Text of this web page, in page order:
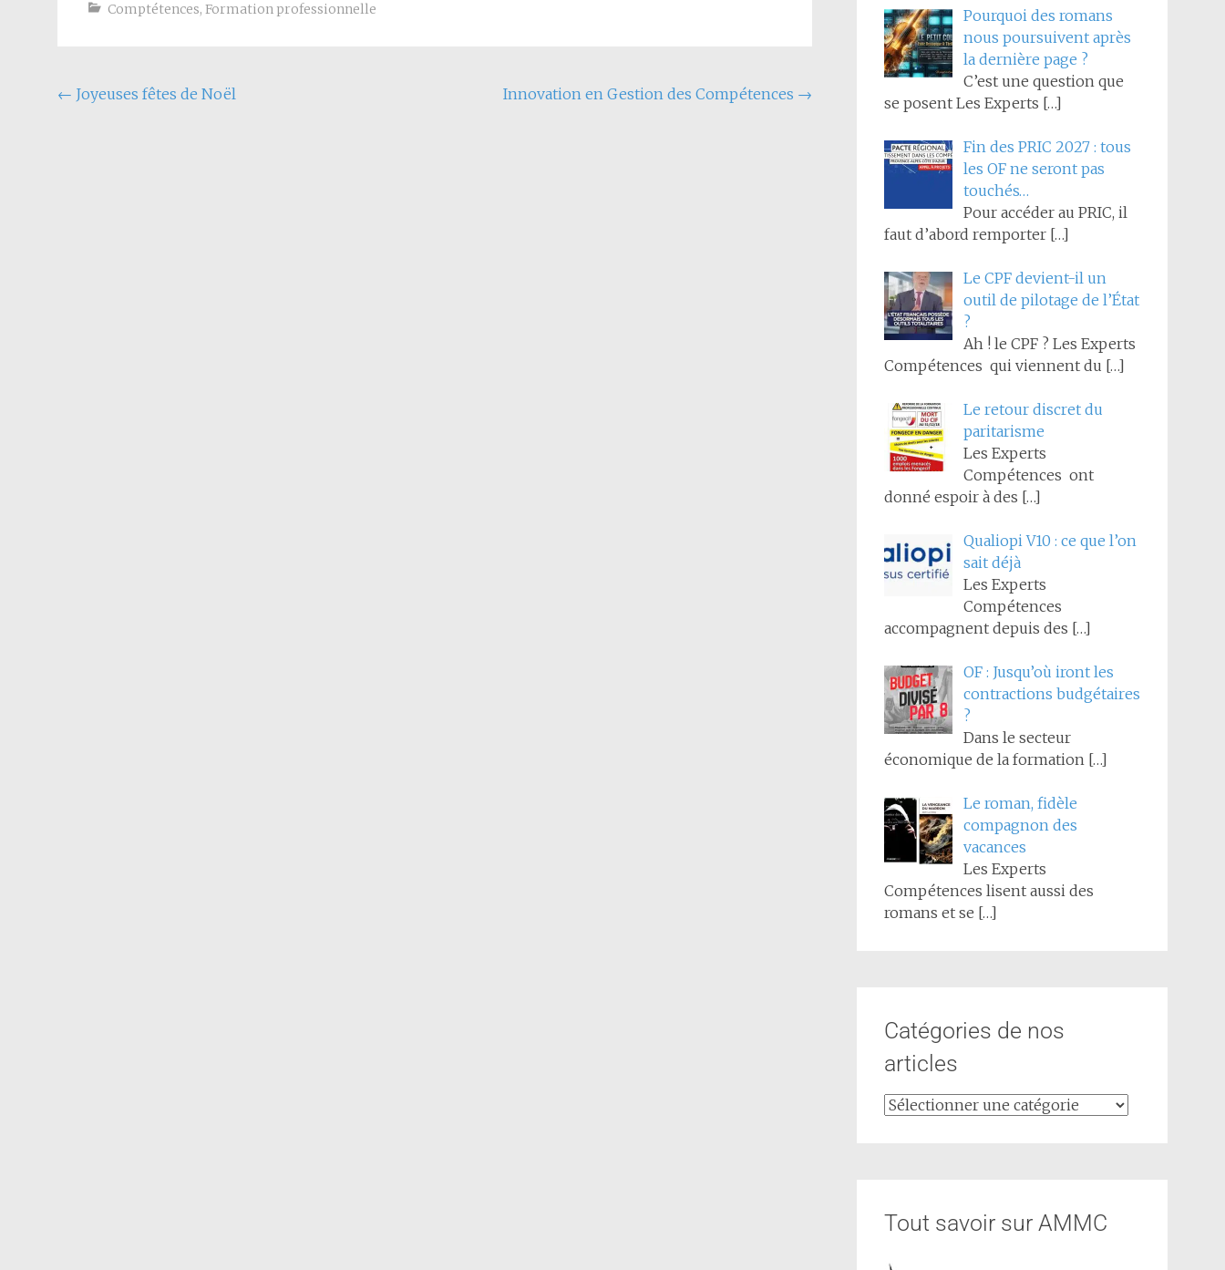
Comptétences, Formation professionnelle
← Joyeuses fêtes de Noël Innovation en Gestion des Compétences →
Pourquoi des romans
nous poursuivent après
la dernière page ?
C’est une question que
se posent Les Experts […]
Fin des PRIC 2027 : tous
les OF ne seront pas
touchés…
Pour accéder au PRIC, il
faut d’abord remporter […]
Le CPF devient-il un
outil de pilotage de l’État
?
Ah ! le CPF ? Les Experts
Compétences qui viennent du […]
Le retour discret du
paritarisme
Les Experts
Compétences ont
donné espoir à des […]
Qualiopi V10 : ce que l’on
sait déjà
Les Experts
Compétences
accompagnent depuis des […]
OF : Jusqu’où iront les
contractions budgétaires
?
Dans le secteur
économique de la formation […]
Le roman, fidèle
compagnon des
vacances
Les Experts
Compétences lisent aussi des
romans et se […]
Catégories de nos
articles
Tout savoir sur AMMC